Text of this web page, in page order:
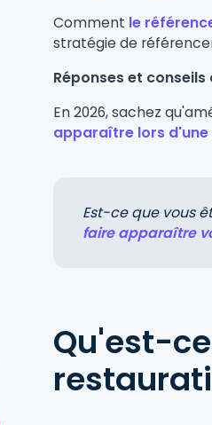
Comment le
stratégie de
Réponses et
En 2026, sachez
apparaître lors d'une
Est-ce que vous
faire apparaître
Qu'est-